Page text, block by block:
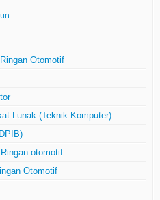
Otomotif
Lunak (Teknik Komputer)
otomotif
Otomotif